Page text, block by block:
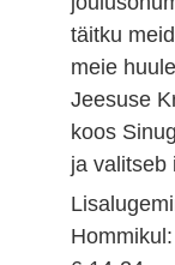
täitku
meie
Jeesuse
koos
ja valitseb